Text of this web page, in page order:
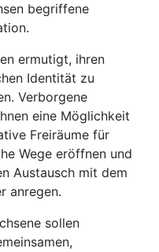
begriffene
ermutigt, ihren
Identität zu
Verborgene
eine Möglichkeit
Freiräume für
Wege eröffnen und
Austausch mit dem
anregen.
sollen